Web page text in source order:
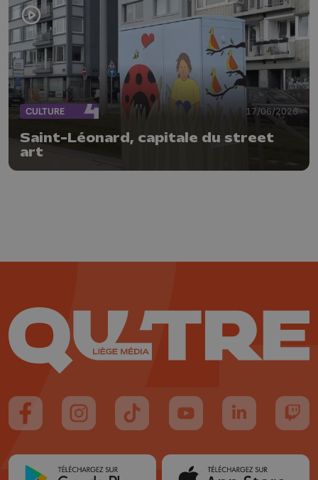
CULTURE 17/06/2026
Saint-Léonard, capitale du street
art
Suivez-nous sur FaceBook
Suivez-nous sur Instagram
Suivez-nous sur TikTok
Suivez-nous sur YouTube
Suivez-nous